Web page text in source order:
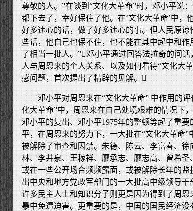
尊敬的人。”在谈到“文化大革命”时，邓小平说
都下去了，幸好保住了他。在‘文化大革命’中，
好多违心的话，做了好多违心的事。但人民原
些话，他自己也保不住，也不能在其中起中和
了相当一批人。”邓小平通过回答法拉奇的问
人与周恩来的个人关系、以及如何看待“文化大
感问题，首次提出了精辟的见解。
邓小平对周恩来在“文化大革命” 中作用的
化大革命”中，周恩来在自己处境艰难的情况下
邓小平的复出、邓小平1975年的整顿等起了重
平，在周恩来的努力下，一大批在“文化大革命”
被解除了审查和囚禁。朱德、陈云、李富春、
林、李井泉、王稼祥、廖承志、廖志高、曾希
或在一些公开场合频频露面，或被解除长年的
出中央和地方党政军部门的一大批高中级领导
许多民主人士和知识分子则更是因为得到了周恩
暴中免遭迫害。更重要的是，中国的国民经济没